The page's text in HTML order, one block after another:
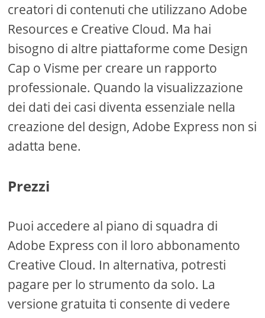
creatori di contenuti che utilizzano Adobe
Resources e Creative Cloud. Ma hai
bisogno di altre piattaforme come Design
Cap o Visme per creare un rapporto
professionale. Quando la visualizzazione
dei dati dei casi diventa essenziale nella
creazione del design, Adobe Express non si
adatta bene.
Prezzi
Puoi accedere al piano di squadra di
Adobe Express con il loro abbonamento
Creative Cloud. In alternativa, potresti
pagare per lo strumento da solo. La
versione gratuita ti consente di vedere